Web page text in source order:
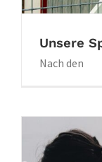
Unsere
Nach den